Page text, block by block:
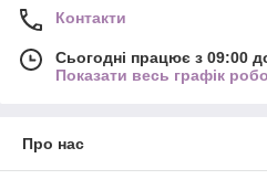
Контакти
Сьогодні працює з 09:00
Показати весь графік
Про нас